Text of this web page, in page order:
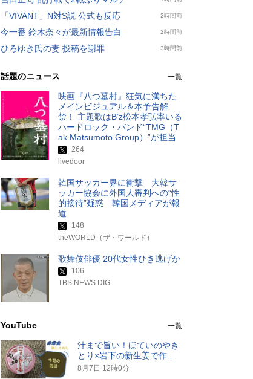
2時間前
「VIVANT」N対S説 公式も反応
2時間前
今一番 鈴木奈々が最新情報告白
3時間前
ひろゆき氏の妻 投稿を謝罪
話題のニュース 一覧
映画『八つ墓村』狂気に満ちた
メインビジュアル＆本予告解
禁！ 主題歌はB’z松本孝弘率いる
ハードロック・バンド“TMG（T
ak Matsumoto Group）”が担当
264
livedoor
韓国サッカー界に衝撃 大韓サ
ッカー協会に外国人審判への“性
的接待”疑惑 韓国メディアが報
道
148
theWORLD（ザ・ワールド）
歌舞伎俳優 20代女性ひき逃げか
106
TBS NEWS DIG
YouTube 一覧
汁まで旨い！ほていのやき
とり×岩下の新生姜で作る
絶品やきとり丼
8月7日 12時0分